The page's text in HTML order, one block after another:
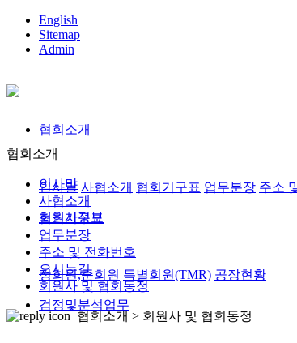
English
Sitemap
Admin
협회소개
인사말 사협소개 협회기구표 업무분장 주소
회원사정보
정회원,준회원 특별회원(TMR) 공장현황
검정및분석업무
협회소개
인사말
사협소개
협회기구표
업무분장
주소 및 전화번호
오시는길
회원사 및 협회동정
협회소개 > 회원사 및 협회동정